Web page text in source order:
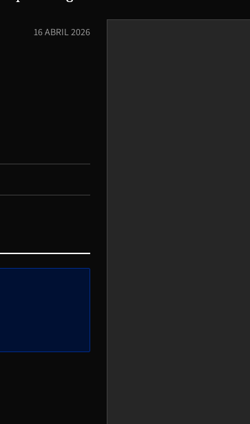
16 ABRIL 2026